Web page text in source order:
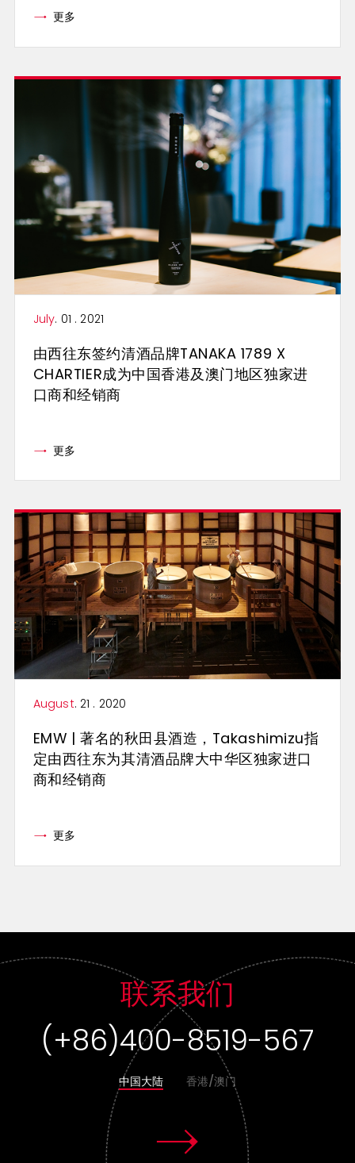
更多
July. 01 . 2021
由西往东签约清酒品牌TANAKA 1789 X
CHARTIER成为中国香港及澳门地区独家进
口商和经销商
更多
August. 21 . 2020
EMW | 著名的秋田县酒造，Takashimizu指
定由西往东为其清酒品牌大中华区独家进口
商和经销商
更多
联系我们
(+86)400-8519-567
中国大陆 香港/澳门